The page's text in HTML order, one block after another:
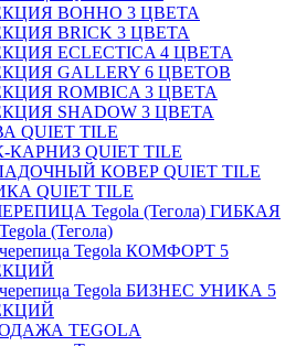
BOHHO 3 ЦВЕТА
BRICK 3 ЦВЕТА
ECLECTICA 4 ЦВЕТА
GALLERY 6 ЦВЕТОВ
ROMBICA 3 ЦВЕТА
SHADOW 3 ЦВЕТА
QUIET TILE
QUIET TILE
КОВЕР QUIET TILE
QUIET TILE
ГИБКАЯ
(Тегола)
черепица Tegola КОМФОРТ 5
черепица Tegola БИЗНЕС УНИКА 5
TEGOLA